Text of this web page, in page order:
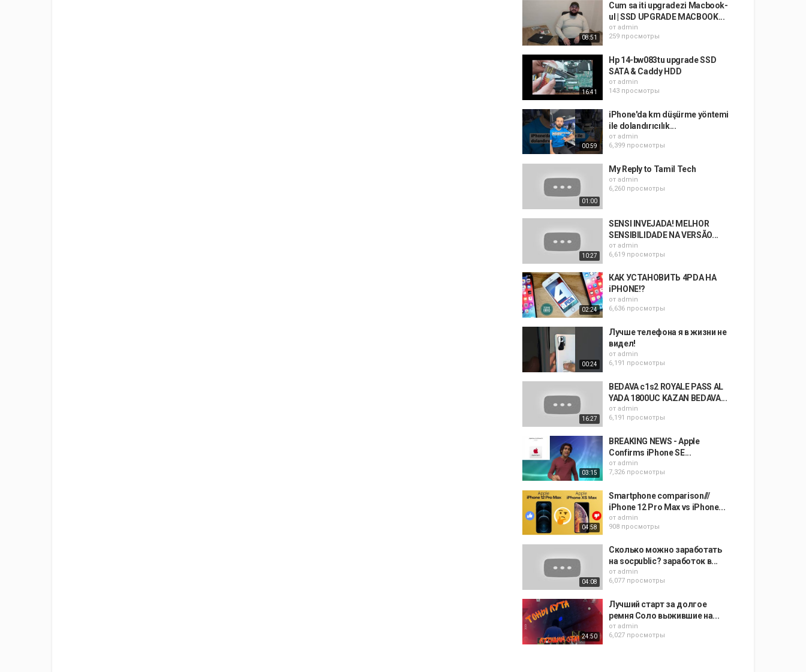
08:51
Cum sa iti upgradezi Macbook-
ul | SSD UPGRADE MACBOOK...
от admin
259 просмотры
16:41
Hp 14-bw083tu upgrade SSD
SATA & Caddy HDD
от admin
143 просмотры
00:59
iPhone'da km düşürme yöntemi
ile dolandırıcılık...
от admin
6,399 просмотры
01:00
My Reply to Tamil Tech
от admin
6,260 просмотры
10:27
SENSI INVEJADA! MELHOR
SENSIBILIDADE NA VERSÃO...
от admin
6,619 просмотры
02:24
КАК УСТАНОВИТЬ 4PDA НА
iPHONE!?
от admin
6,636 просмотры
00:24
Лучше телефона я в жизни не
видел!
от admin
6,191 просмотры
16:27
BEDAVA c1s2 ROYALE PASS AL
YADA 1800UC KAZAN BEDAVA...
от admin
6,191 просмотры
03:15
BREAKING NEWS - Apple
Confirms iPhone SE...
от admin
7,326 просмотры
04:58
Smartphone comparison///
iPhone 12 Pro Max vs iPhone...
от admin
908 просмотры
04:08
Сколько можно заработать
на socpublic? заработок в...
от admin
6,077 просмотры
24:50
Лучший старт за долгое
ремня Соло выжившие на...
от admin
6,027 просмотры